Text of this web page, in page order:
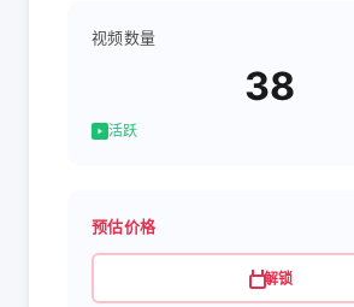
视频数量
38
活跃
预估价格
解锁